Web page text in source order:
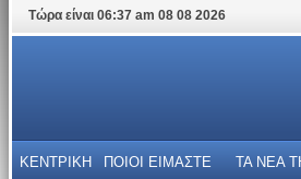
Τώρα είναι 06:37 am 08 08 2026
ΚΕΝΤΡΙΚΗ ΠΟΙΟΙ ΕΙΜΑΣΤΕ ΤΑ ΝΕΑ